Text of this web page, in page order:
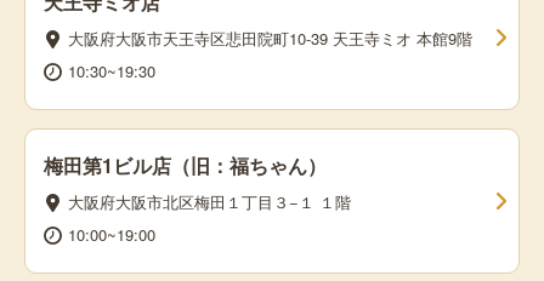
大阪府大阪市天王寺区悲田院町10-39 天王寺ミオ 本館9階
10:30~19:30
梅田第1ビル店（旧：福ちゃん）
大阪府大阪市北区梅田１丁目３−１ １階
10:00~19:00